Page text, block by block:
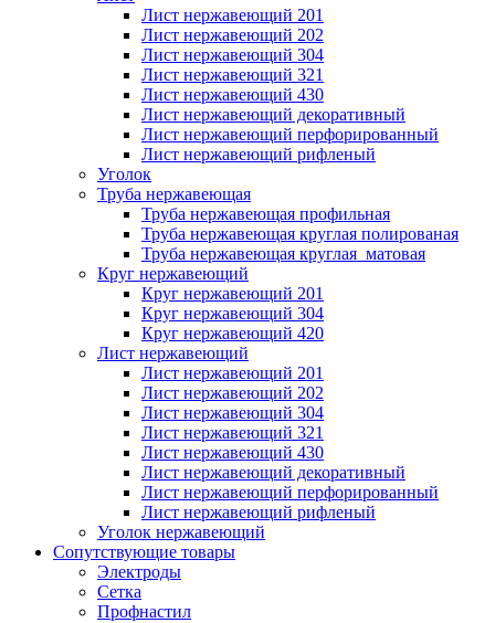
Лист нержавеющий 201
Лист нержавеющий 202
Лист нержавеющий 304
Лист нержавеющий 321
Лист нержавеющий 430
Лист нержавеющий декоративный
Лист нержавеющий перфорированный
Лист нержавеющий рифленый
Уголок
Труба нержавеющая
Труба нержавеющая профильная
Труба нержавеющая круглая полированая
Труба нержавеющая круглая матовая
Круг нержавеющий
Круг нержавеющий 201
Круг нержавеющий 304
Круг нержавеющий 420
Лист нержавеющий
Лист нержавеющий 201
Лист нержавеющий 202
Лист нержавеющий 304
Лист нержавеющий 321
Лист нержавеющий 430
Лист нержавеющий декоративный
Лист нержавеющий перфорированный
Лист нержавеющий рифленый
Уголок нержавеющий
Cопутствующие товары
Электроды
Сетка
Профнастил